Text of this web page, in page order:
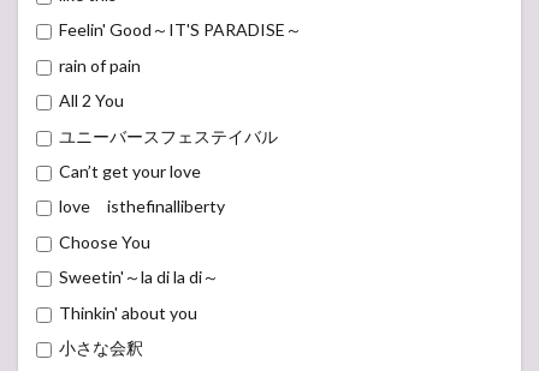
Feelin' Good～IT'S PARADISE～
rain of pain
All 2 You
ユニーバースフェステイバル
Can’t get your love
love isthefinalliberty
Choose You
Sweetin'～la di la di～
Thinkin' about you
小さな会釈